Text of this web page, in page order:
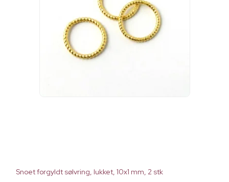
Snoet forgyldt sølvring, lukket, 10x1 mm, 2 stk